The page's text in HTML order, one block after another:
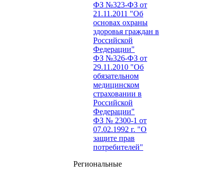
ФЗ №323-ФЗ от
21.11.2011 "Об
основах охраны
здоровья граждан в
Российской
Федерации"
ФЗ №326-ФЗ от
29.11.2010 "Об
обязательном
медицинском
страховании в
Российской
Федерации"
ФЗ № 2300-1 от
07.02.1992 г. "О
защите прав
потребителей"
Региональные